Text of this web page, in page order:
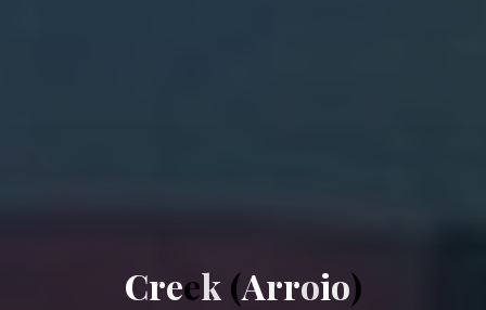
Creek (Arroio)